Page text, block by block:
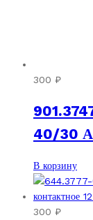
300 ₽
40/30
В корзину
300 ₽